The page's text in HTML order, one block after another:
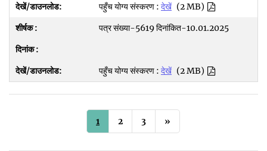
पहुँच योग्य संस्करण : देखें (2 MB)
पत्र संख्या-5619 दिनांकित-10.01.2025
पहुँच योग्य संस्करण : देखें (2 MB)
1 2 3 »